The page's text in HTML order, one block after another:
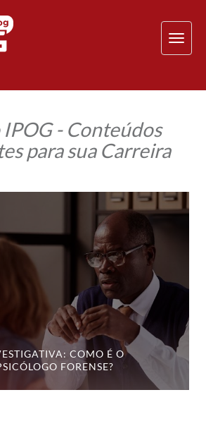
IPOG - Conteúdos
para sua Carreira
COMO É O
FORENSE?